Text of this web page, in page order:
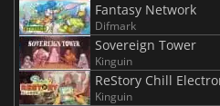
Fantasy Network
Difmark
Sovereign Tower
Kinguin
ReStory Chill
Kinguin